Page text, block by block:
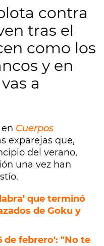
contra
tras el
como los
y en
a
Cuerpos
exparejas que,
del verano,
una vez han
que terminó
de Goku y
de febrero': "No te